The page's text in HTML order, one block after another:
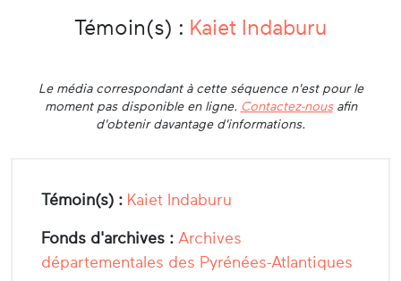
Témoin(s) : Kaiet Indaburu
Le média correspondant à cette séquence n'est pour le
moment pas disponible en ligne. Contactez-nousafin
d'obtenir davantage d'informations.
Témoin(s) : Kaiet Indaburu
Fonds d'archives : Archives
départementales des Pyrénées-Atlantiques